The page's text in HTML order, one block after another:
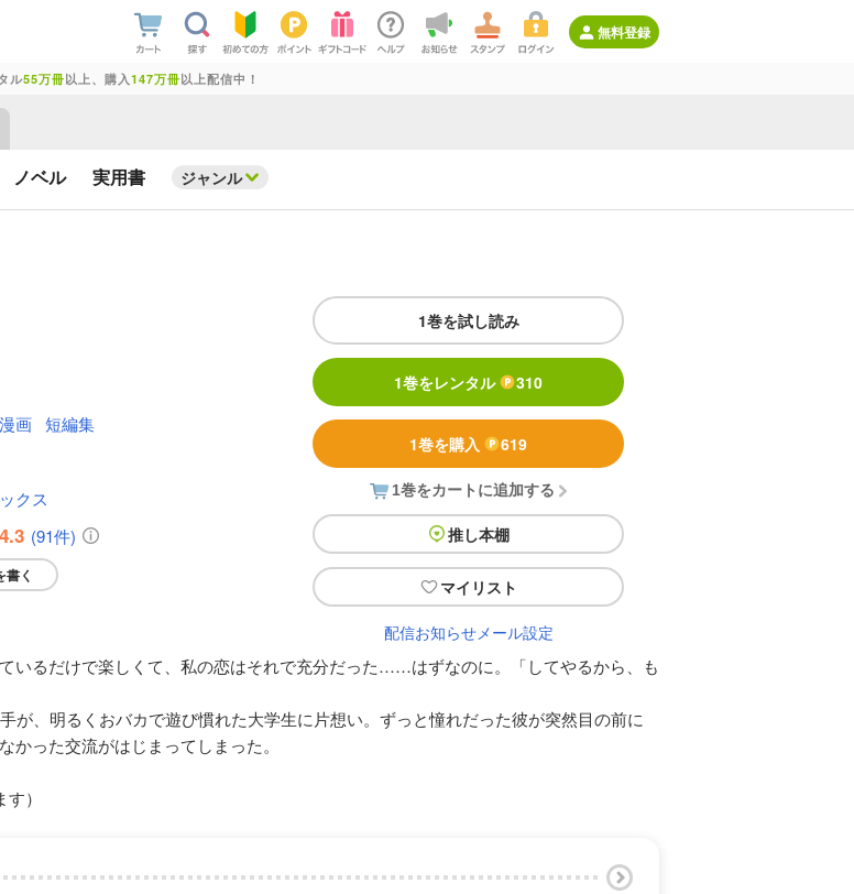
無料登録
ル55万冊以上、購入 147万冊以上配信中！
ノベル 実用書 ジャンル
1巻を試し読み
1巻をレンタル 310
1巻を購入 619
1巻をカートに追加する
推し本棚
マイリスト
配信お知らせメール設定
画 短編集
クス
4.3 (91件)
書く
いるだけで楽しくて、私の恋はそれで充分だった……はずなのに。「してやるから、も
が、明るくおバカで遊び慣れた大学生に片想い。ずっと憧れだった彼が突然目の前に
った交流がはじまってしまった。
）